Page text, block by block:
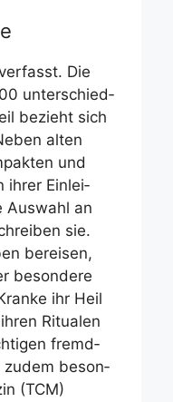
Die
unter­schied­
bezieht sich
alten
und
ihrer Ein­lei­
Aus­wahl an
sie.
berei­sen,
beson­de­re
ihr Heil
Ritua­len
fremd­
zudem beson­
(TCM)